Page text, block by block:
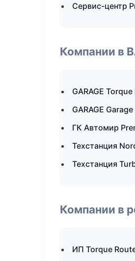
Сервис-центр
Компании в
GARAGE
GARAGE
ГК Автомир
Техстанция
Техстанция
Компании в
ИП Torque